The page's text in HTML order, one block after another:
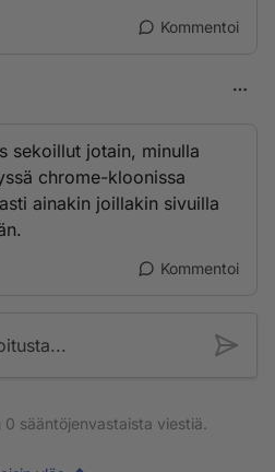
Kommentoi
sekoillut jotain, minulla
chrome-kloonissa
ainakin joillakin sivuilla
Kommentoi
0 sääntöjenvastaista viestiä.